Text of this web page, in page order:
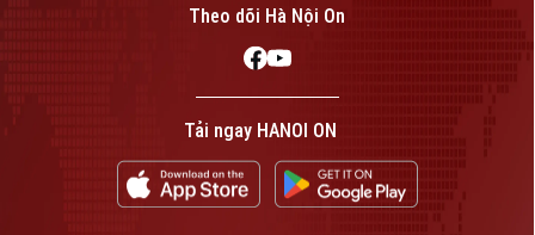
Liên hệ đường dây nóng (bấm để gọi)
0865.116.699
Theo dõi Hà Nội On
Tải ngay HANOI ON